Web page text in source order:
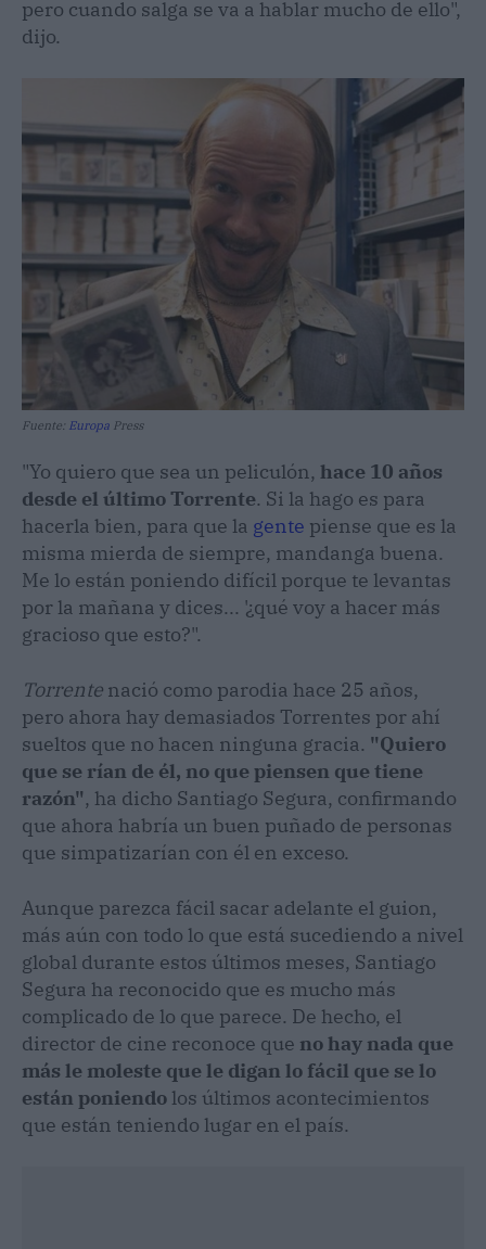
pero cuando salga se va a hablar mucho de ello",
dijo.
Fuente: Europa Press
"Yo quiero que sea un peliculón, hace 10 años
desde el último Torrente. Si la hago es para
hacerla bien, para que la gente piense que es la
misma mierda de siempre, mandanga buena.
Me lo están poniendo difícil porque te levantas
por la mañana y dices... '¿qué voy a hacer más
gracioso que esto?".
Torrente nació como parodia hace 25 años,
pero ahora hay demasiados Torrentes por ahí
sueltos que no hacen ninguna gracia. "Quiero
que se rían de él, no que piensen que tiene
razón", ha dicho Santiago Segura, confirmando
que ahora habría un buen puñado de personas
que simpatizarían con él en exceso.
Aunque parezca fácil sacar adelante el guion,
más aún con todo lo que está sucediendo a nivel
global durante estos últimos meses, Santiago
Segura ha reconocido que es mucho más
complicado de lo que parece. De hecho, el
director de cine reconoce que no hay nada que
más le moleste que le digan lo fácil que se lo
están poniendo los últimos acontecimientos
que están teniendo lugar en el país.